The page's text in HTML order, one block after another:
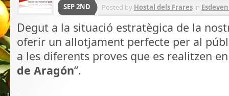
SEP 2ND Posted by Hostal dels Frares in
Degut a la situació estratègica de la
oferir un allotjament perfecte per al
a les diferents proves que es realitzen en
de Aragón“.